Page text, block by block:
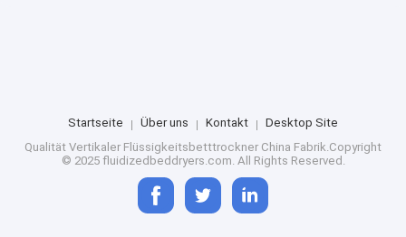
Startseite Über uns Kontakt
Desktop Site
Qualität Vertikaler Flüssigkeitsbetttrockner China Fabrik.Copyright
© 2025 fluidizedbeddryers.com. All Rights Reserved.